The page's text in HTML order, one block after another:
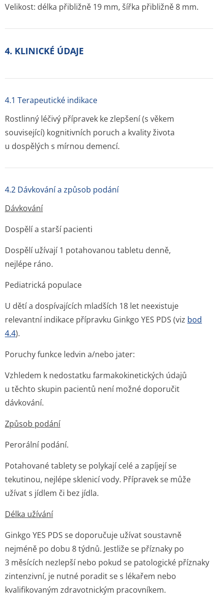
Velikost: délka přibližně 19 mm, šířka přibližně 8 mm.
4. KLINICKÉ ÚDAJE
4.1 Terapeutické indikace
Rostlinný léčivý přípravek ke zlepšení (s věkem
související) kognitivních poruch a kvality života
u dospělých s mírnou demencí.
4.2 Dávkování a způsob podání
Dávkování
Dospělí a starší pacienti
Dospělí užívají 1 potahovanou tabletu denně,
nejlépe ráno.
Pediatrická populace
U dětí a dospívajících mladších 18 let neexistuje
relevantní indikace přípravku Ginkgo YES PDS (viz bod
4.4).
Poruchy funkce ledvin a/nebo jater:
Vzhledem k nedostatku farmakokinetických údajů
u těchto skupin pacientů není možné doporučit
dávkování.
Způsob podání
Perorální podání.
Potahované tablety se polykají celé a zapíjejí se
tekutinou, nejlépe sklenicí vody. Přípravek se může
užívat s jídlem či bez jídla.
Délka užívání
Ginkgo YES PDS se doporučuje užívat soustavně
nejméně po dobu 8 týdnů. Jestliže se příznaky po
3 měsících nezlepší nebo pokud se patologické příznaky
zintenzivní, je nutné poradit se s lékařem nebo
kvalifikovaným zdravotnickým pracovníkem.